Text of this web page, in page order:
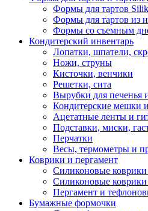
Формы для тартов
Формы для тартов из
Формы со съемным
Кондитерский инвентарь
Лопатки, шпатели,
Ножи, струны
Кисточки, венчики
Решетки, сита
Вырубки для печенья
Кондитерские мешки
Ацетатные ленты и
Подставки, миски,
Перчатки
Весы, термометры и
Коврики и пергамент
Силиконовые коврики
Силиконовые
Пергамент и
Бумажные формочки